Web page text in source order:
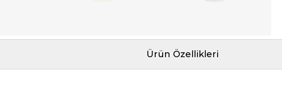
Ürün Özellikleri